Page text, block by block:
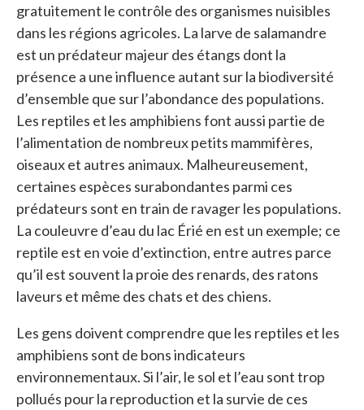
gratuitement le contrôle des organismes nuisibles
dans les régions agricoles. La larve de salamandre
est un prédateur majeur des étangs dont la
présence a une influence autant sur la biodiversité
d’ensemble que sur l’abondance des populations.
Les reptiles et les amphibiens font aussi partie de
l’alimentation de nombreux petits mammifères,
oiseaux et autres animaux. Malheureusement,
certaines espèces surabondantes parmi ces
prédateurs sont en train de ravager les populations.
La couleuvre d’eau du lac Érié en est un exemple; ce
reptile est en voie d’extinction, entre autres parce
qu’il est souvent la proie des renards, des ratons
laveurs et même des chats et des chiens.
Les gens doivent comprendre que les reptiles et les
amphibiens sont de bons indicateurs
environnementaux. Si l’air, le sol et l’eau sont trop
pollués pour la reproduction et la survie de ces